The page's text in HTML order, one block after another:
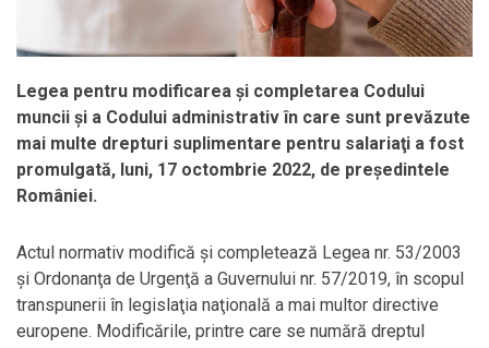
Legea pentru modificarea şi completarea Codului
muncii şi a Codului administrativ în care sunt prevăzute
mai multe drepturi suplimentare pentru salariaţi a fost
promulgată, luni, 17 octombrie 2022, de preşedintele
României.
Actul normativ modifică şi completează Legea nr. 53/2003
şi Ordonanţa de Urgenţă a Guvernului nr. 57/2019, în scopul
transpunerii în legislaţia naţională a mai multor directive
europene. Modificările, printre care se numără dreptul